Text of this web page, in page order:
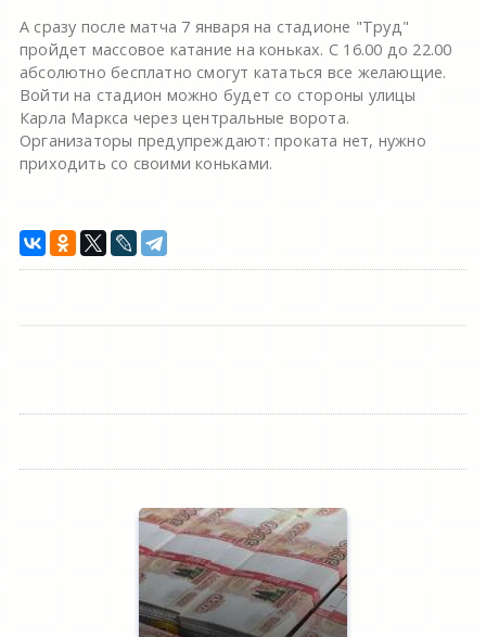
А сразу после матча 7 января на стадионе "Труд"
пройдет массовое катание на коньках. С 16.00 до 22.00
абсолютно бесплатно смогут кататься все желающие.
Войти на стадион можно будет со стороны улицы
Карла Маркса через центральные ворота.
Организаторы предупреждают: проката нет, нужно
приходить со своими коньками.